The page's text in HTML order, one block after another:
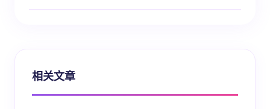
相关文章